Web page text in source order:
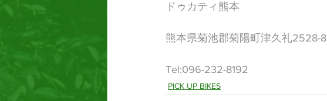
ドゥカティ熊本
熊本県菊池郡菊陽町津久礼2528-8
​Tel:096-232-8192
PICK UP BIKES